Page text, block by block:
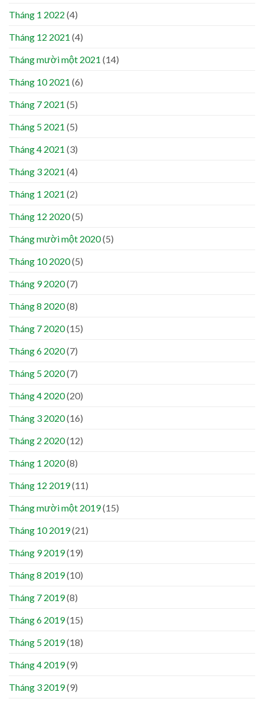
Tháng 1 2022 (4)
Tháng 12 2021 (4)
Tháng mười một 2021 (14)
Tháng 10 2021 (6)
Tháng 7 2021 (5)
Tháng 5 2021 (5)
Tháng 4 2021 (3)
Tháng 3 2021 (4)
Tháng 1 2021 (2)
Tháng 12 2020(5)
Tháng mười một 2020(5)
Tháng 10 2020(5)
Tháng 9 2020(7)
Tháng 8 2020(8)
Tháng 7 2020(15)
Tháng 6 2020(7)
Tháng 5 2020(7)
Tháng 4 2020(20)
Tháng 3 2020(16)
Tháng 2 2020(12)
Tháng 1 2020(8)
Tháng 12 2019(11)
Tháng mười một 2019(15)
Tháng 10 2019(21)
Tháng 9 2019(19)
Tháng 8 2019(10)
Tháng 7 2019(8)
Tháng 6 2019(15)
Tháng 5 2019(18)
Tháng 4 2019(9)
Tháng 3 2019(9)